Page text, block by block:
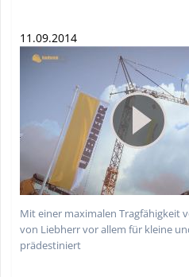
11.09.2014
Mit einer maximalen Tragfähigkeit
von Liebherr vor allem für kleine
prädestiniert